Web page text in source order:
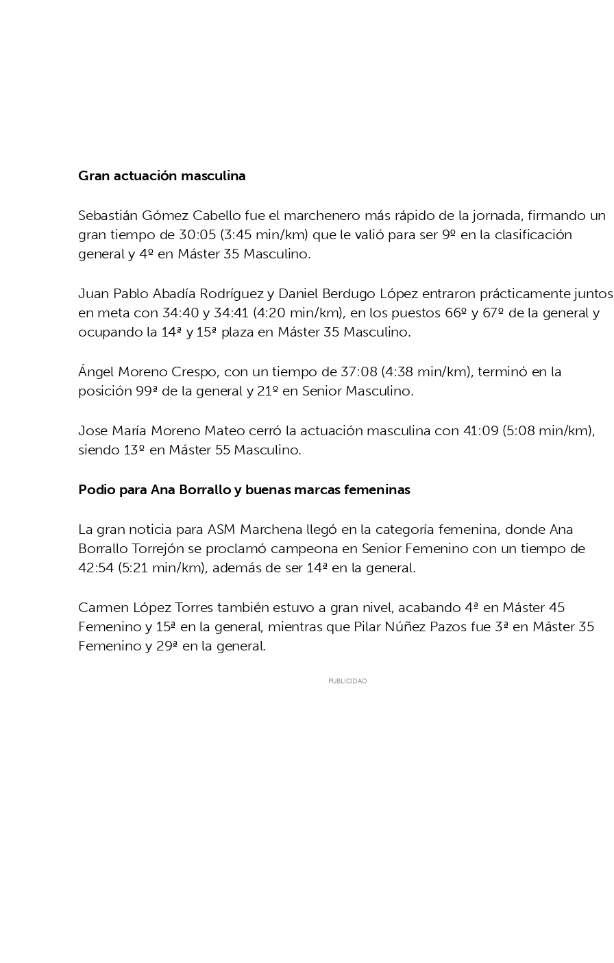
Gran actuación masculina
Sebastián Gómez Cabello fue el marchenero más rápido de la jornada, firmando un
gran tiempo de 30:05 (3:45 min/km) que le valió para ser 9º en la clasificación
general y 4º en Máster 35 Masculino.
Juan Pablo Abadía Rodríguez y Daniel Berdugo López entraron prácticamente juntos
en meta con 34:40 y 34:41 (4:20 min/km), en los puestos 66º y 67º de la general y
ocupando la 14ª y 15ª plaza en Máster 35 Masculino.
Ángel Moreno Crespo, con un tiempo de 37:08 (4:38 min/km), terminó en la
posición 99ª de la general y 21º en Senior Masculino.
Jose María Moreno Mateo cerró la actuación masculina con 41:09 (5:08 min/km),
siendo 13º en Máster 55 Masculino.
Podio para Ana Borrallo y buenas marcas femeninas
La gran noticia para ASM Marchena llegó en la categoría femenina, donde Ana
Borrallo Torrejón se proclamó campeona en Senior Femenino con un tiempo de
42:54 (5:21 min/km), además de ser 14ª en la general.
Carmen López Torres también estuvo a gran nivel, acabando 4ª en Máster 45
Femenino y 15ª en la general, mientras que Pilar Núñez Pazos fue 3ª en Máster 35
Femenino y 29ª en la general.